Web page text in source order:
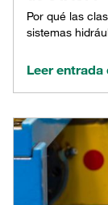
Por qué las
sistemas
Leer entrada